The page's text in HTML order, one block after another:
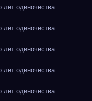
одиночества
одиночества
одиночества
одиночества
одиночества